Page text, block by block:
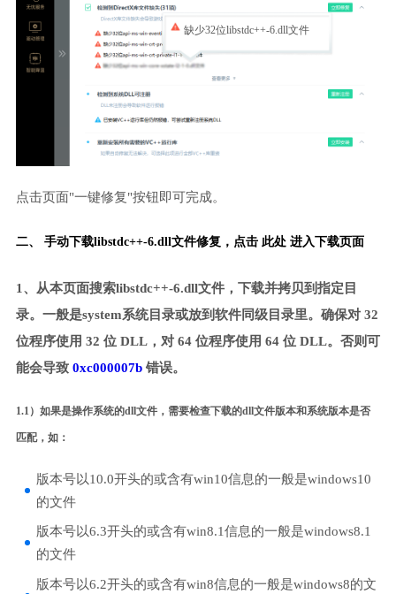
缺少32位libstdc++-6.dll文件
点击页面"一键修复"按钮即可完成。
二、 手动下载libstdc++-6.dll文件修复， 点击 此处 进入下载页面
1、从本页面搜索libstdc++-6.dll文件，下载并拷贝到指定目
录。一般是system系统目录或放到软件同级目录里。确保对 32
位程序使用 32 位 DLL，对 64 位程序使用 64 位 DLL。否则可
能会导致 0xc000007b错误。
1.1）如果是操作系统的dll文件，需要检查下载的dll文件版本和系统版本是否
匹配，如：
版本号以10.0开头的或含有win10信息的一般是windows10
的文件
版本号以6.3开头的或含有win8.1信息的一般是windows8.1
的文件
版本号以6.2开头的或含有win8信息的一般是windows8的文